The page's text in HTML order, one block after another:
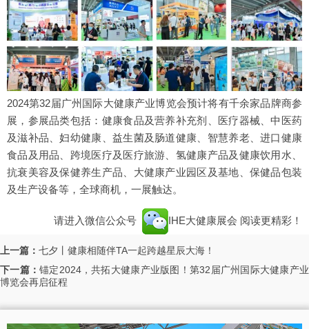
2024第32届广州国际大健康产业博览会预计将有千余家品牌商参
展，参展品类包括：健康食品及营养补充剂、医疗器械、中医药
及滋补品、妇幼健康、益生菌及肠道健康、智慧养老、进口健康
食品及用品、跨境医疗及医疗旅游、氢健康产品及健康饮用水、
抗衰美容及保健养生产品、大健康产业园区及基地、保健品包装
及生产设备等，全球商机，一展触达。
请进入微信公众号 IHE大健康展会 阅读更精彩！
上一篇： 七夕丨健康相随伴TA一起跨越星辰大海！
下一篇：锚定2024，共拓大健康产业版图！第32届广州国际大健康产业
博览会再启征程